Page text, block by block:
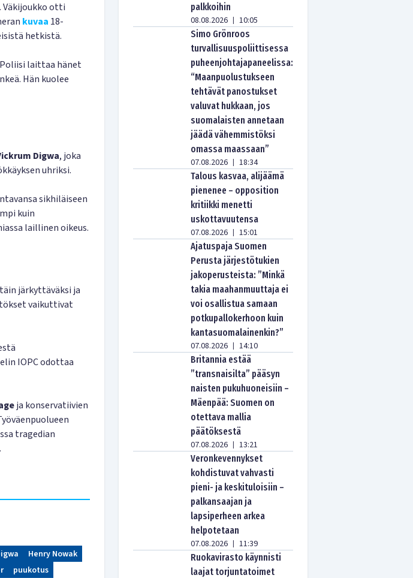
Väkijoukko otti
kuvaa 18-
hetkistä.
laittaa hänet
Hän kuolee
Digwa, joka
uhriksi.
sikhiläiseen
kuin
laillinen oikeus.
järkyttäväksi ja
vaikuttivat
IOPC odottaa
ja konservatiivien
tragedian
Henry Nowak
puukotus
palkkoihin
08.08.2026 | 10:05
Simo Grönroos
turvallisuuspoliittisessa
puheenjohtajapaneelissa:
“Maanpuolustukseen
tehtävät panostukset
valuvat hukkaan, jos
suomalaisten annetaan
jäädä vähemmistöksi
omassa maassaan”
07.08.2026 | 18:34
Talous kasvaa, alijäämä
pienenee – opposition
kritiikki menetti
uskottavuutensa
07.08.2026 | 15:01
Ajatuspaja Suomen
Perusta järjestötukien
jakoperusteista: ”Minkä
takia maahanmuuttaja ei
voi osallistua samaan
potkupallokerhoon kuin
kantasuomalainenkin?”
07.08.2026 | 14:10
Britannia estää
”transnaisilta” pääsyn
naisten pukuhuoneisiin –
Mäenpää: Suomen on
otettava mallia
päätöksestä
07.08.2026 | 13:21
Veronkevennykset
kohdistuvat vahvasti
pieni- ja keskituloisiin –
palkansaajan ja
lapsiperheen arkea
helpotetaan
07.08.2026 | 11:39
Ruokavirasto käynnisti
laajat torjuntatoimet